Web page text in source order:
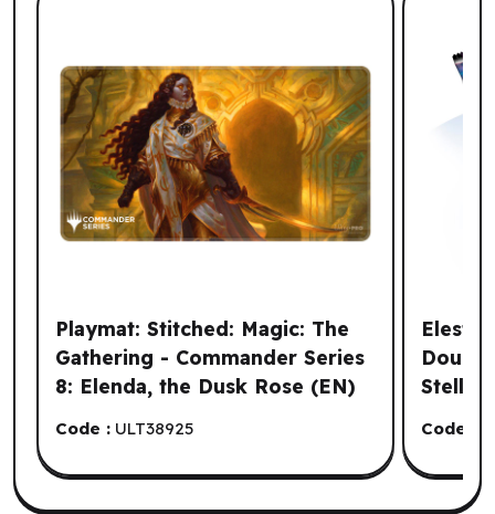
Playmat: Stitched: Magic: The
Gathering - Commander Series
8: Elenda, the Dusk Rose (EN)
Code : ULT38925
Stellar
Code :